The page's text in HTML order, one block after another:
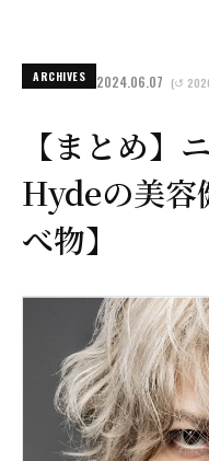
ARCHIVES 2024.06.07 (↺
【まとめ】
Hydeの美容
べ物】